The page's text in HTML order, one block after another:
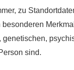
zu
sind.